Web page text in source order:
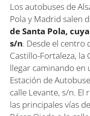
Los autobuses de
Pola y Madrid salen
de Santa Pola,
s/n. Desde el centro
Castillo-Fortaleza, la
llegar caminando en
Estación de
calle Levante, s/n.
las principales vías